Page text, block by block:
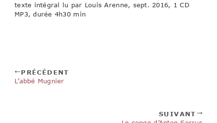
texte intégral lu par Louis Arenne, sept. 2016, 1 CD
MP3, durée 4h30 min
PRÉCÉDENT
L’abbé Mugnier
SUIVANT